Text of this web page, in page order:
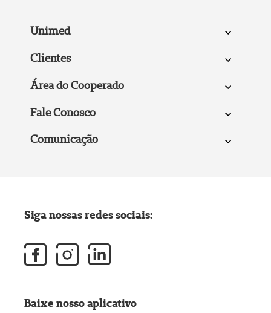
Unimed
Clientes
Área do Cooperado
Fale Conosco
Comunicação
Siga nossas redes sociais:
Baixe nosso aplicativo